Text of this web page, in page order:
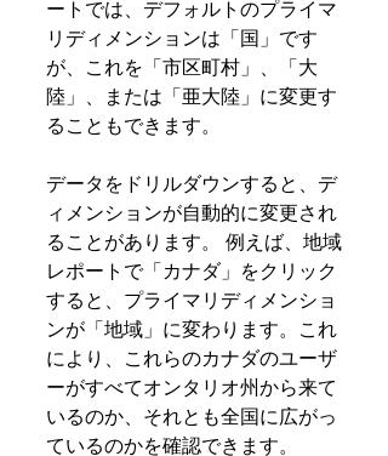
ートでは、デフォルトのプライマ
リディメンションは「国」です
が、これを「市区町村」、「大
陸」、または「亜大陸」に変更す
ることもできます。
データをドリルダウンすると、デ
ィメンションが自動的に変更され
ることがあります。 例えば、地域
レポートで「カナダ」をクリック
すると、プライマリディメンショ
ンが「地域」に変わります。これ
により、これらのカナダのユーザ
ーがすべてオンタリオ州から来て
いるのか、それとも全国に広がっ
ているのかを確認できます。